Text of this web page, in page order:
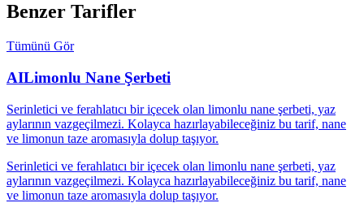
Benzer Tarifler
Tümünü Gör
AILimonlu Nane Şerbeti
Serinletici ve ferahlatıcı bir içecek olan limonlu nane şerbeti, yaz
aylarının vazgeçilmezi. Kolayca hazırlayabileceğiniz bu tarif, nane
ve limonun taze aromasıyla dolup taşıyor.
Serinletici ve ferahlatıcı bir içecek olan limonlu nane şerbeti, yaz
aylarının vazgeçilmezi. Kolayca hazırlayabileceğiniz bu tarif, nane
ve limonun taze aromasıyla dolup taşıyor.